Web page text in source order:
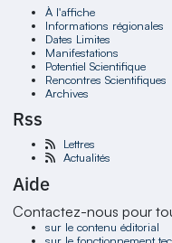
À l'affiche
Informations régionales
Dates Limites
Manifestations
Potentiel Scientifique
Rencontres Scientifiques
Archives
Rss
Lettres
Actualités
Aide
Contactez-nous pour
sur le contenu éditorial